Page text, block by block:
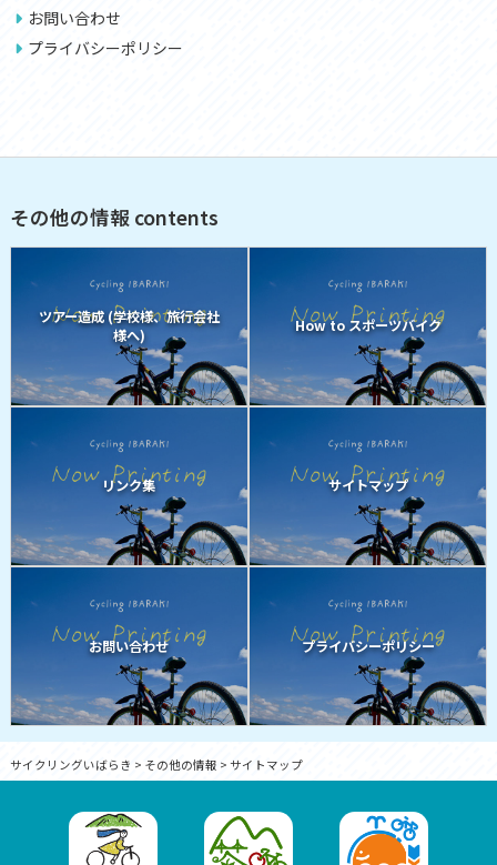
お問い合わせ
プライバシーポリシー
その他の情報 contents
ツアー造成 (学校様、旅行会社
様へ)
How to スポーツバイク
リンク集 サイトマップ
お問い合わせ プライバシーポリシー
サイクリングいばらき > その他の情報 > サイトマップ